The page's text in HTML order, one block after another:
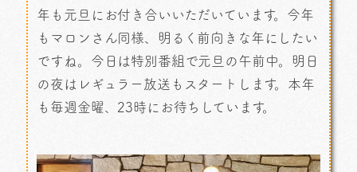
年も元旦にお付き合いいただいています。今年
もマロンさん同様、明るく前向きな年にしたい
ですね。今日は特別番組で元旦の午前中。明日
の夜はレギュラー放送もスタートします。本年
も毎週金曜、23時にお待ちしています。